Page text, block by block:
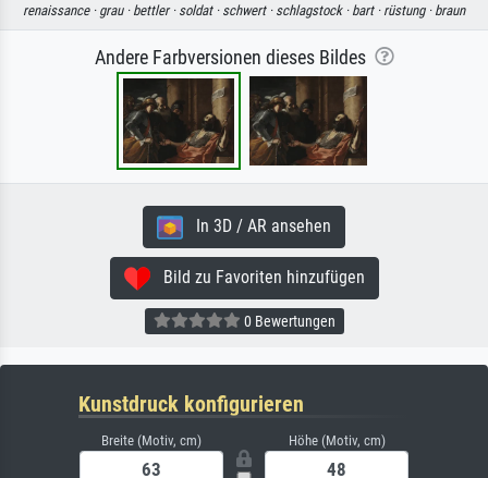
renaissance · grau · bettler · soldat · schwert · schlagstock · bart · rüstung · braun
Andere Farbversionen dieses Bildes
In 3D / AR ansehen
Bild zu Favoriten hinzufügen
0 Bewertungen
Kunstdruck konfigurieren
Breite (Motiv, cm) Höhe (Motiv, cm)